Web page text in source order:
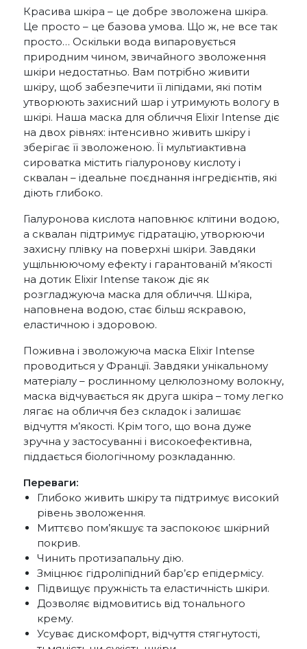
Красива шкіра – це добре зволожена шкіра.
Це просто – це базова умова. Що ж, не все так
просто… Оскільки вода випаровується
природним чином, звичайного зволоження
шкіри недостатньо. Вам потрібно живити
шкіру, щоб забезпечити її ліпідами, які потім
утворюють захисний шар і утримують вологу в
шкірі. Наша маска для обличчя Elixir Intense діє
на двох рівнях: інтенсивно живить шкіру і
зберігає її зволоженою. Її мультиактивна
сироватка містить гіалуронову кислоту і
сквалан – ідеальне поєднання інгредієнтів, які
діють глибоко.
Гіалуронова кислота наповнює клітини водою,
а сквалан підтримує гідратацію, утворюючи
захисну плівку на поверхні шкіри. Завдяки
ущільнюючому ефекту і гарантованій м’якості
на дотик Elixir Intense також діє як
розгладжуюча маска для обличчя. Шкіра,
наповнена водою, стає більш яскравою,
еластичною і здоровою.
Поживна і зволожуюча маска Elixir Intense
проводиться у Франції. Завдяки унікальному
матеріалу – рослинному целюлозному волокну,
маска відчувається як друга шкіра – тому легко
лягає на обличчя без складок і залишає
відчуття м’якості. Крім того, що вона дуже
зручна у застосуванні і високоефективна,
піддається біологічному розкладанню.
Переваги:
Глибоко живить шкіру та підтримує високий
рівень зволоження.
Миттєво пом’якшує та заспокоює шкірний
покрив.
Чинить протизапальну дію.
Зміцнює гідроліпідний бар’єр епідермісу.
Підвищує пружність та еластичність шкіри.
Дозволяє відмовитись від тонального
крему.
Усуває дискомфорт, відчуття стягнутості,